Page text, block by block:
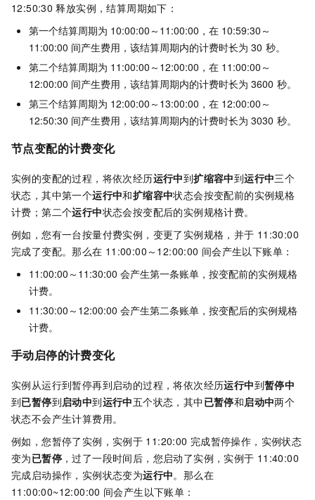
12:50:30 释放实例，结算周期如下：
第一个结算周期为 10:00:00～11:00:00，在 10:59:30～
11:00:00 间产生费用，该结算周期内的计费时长为 30 秒。
第二个结算周期为 11:00:00～12:00:00，在 11:00:00～
12:00:00 间产生费用，该结算周期内的计费时长为 3600 秒。
第三个结算周期为 12:00:00～13:00:00，在 12:00:00～
12:50:30 间产生费用，该结算周期内的计费时长为 3030 秒。
节点变配的计费变化
实例的变配的过程，将依次经历运行中到扩缩容中到运行中三个
状态，其中第一个运行中和扩缩容中状态会按变配前的实例规格
计费；第二个运行中状态会按变配后的实例规格计费。
例如，您有一台按量付费实例，变更了实例规格，并于 11:30:00
完成了变配。那么在 11:00:00～12:00:00 间会产生以下账单：
11:00:00～11:30:00 会产生第一条账单，按变配前的实例规格
计费。
11:30:00～12:00:00 会产生第二条账单，按变配后的实例规格
计费。
手动启停的计费变化
实例从运行到暂停再到启动的过程，将依次经历运行中到暂停中
到已暂停到启动中到运行中五个状态，其中已暂停和启动中两个
状态不会产生计算费用。
例如，您暂停了实例，实例于 11:20:00 完成暂停操作，实例状态
变为已暂停 ，过了一段时间后，您启动了实例，实例于 11:40:00
完成启动操作，实例状态变为运行中。那么在
11:00:00~12:00:00 间会产生以下账单：